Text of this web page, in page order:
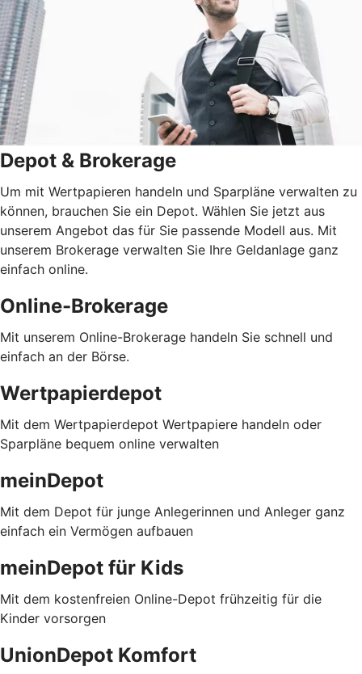
Depot & Brokerage
Um mit Wertpapieren handeln und Sparpläne verwalten zu
können, brauchen Sie ein Depot. Wählen Sie jetzt aus
unserem Angebot das für Sie passende Modell aus. Mit
unserem Brokerage verwalten Sie Ihre Geldanlage ganz
einfach online.
Online-Brokerage
Mit unserem Online-Brokerage handeln Sie schnell und
einfach an der Börse.
Wertpapierdepot
Mit dem Wertpapierdepot Wertpapiere handeln oder
Sparpläne bequem online verwalten
meinDepot
Mit dem Depot für junge Anlegerinnen und Anleger ganz
einfach ein Vermögen aufbauen
meinDepot für Kids
Mit dem kostenfreien Online-Depot frühzeitig für die
Kinder vorsorgen
UnionDepot Komfort